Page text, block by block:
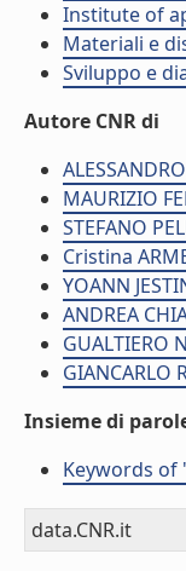
Institute of
Materiali e
Sviluppo e
Autore CNR di
MAURIZIO
STEFANO
Cristina
YOANN
ANDREA
GUALTIERO
GIANCARLO
Insieme di
Keywords of
data.CNR.it